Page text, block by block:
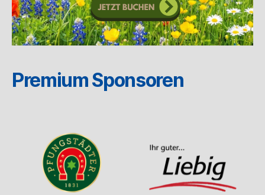
Premium Sponsoren